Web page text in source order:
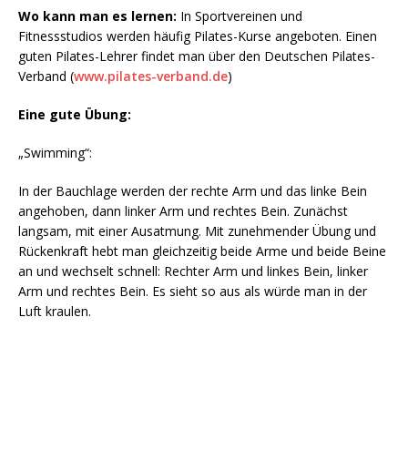
Wo kann man es lernen: In Sportvereinen und
Fitnessstudios werden häufig Pilates-Kurse angeboten. Einen
guten Pilates-Lehrer findet man über den Deutschen Pilates-
Verband (www.pilates-verband.de)
Eine gute Übung:
„Swimming“:
In der Bauchlage werden der rechte Arm und das linke Bein
angehoben, dann linker Arm und rechtes Bein. Zunächst
langsam, mit einer Ausatmung. Mit zunehmender Übung und
Rückenkraft hebt man gleichzeitig beide Arme und beide Beine
an und wechselt schnell: Rechter Arm und linkes Bein, linker
Arm und rechtes Bein. Es sieht so aus als würde man in der
Luft kraulen.